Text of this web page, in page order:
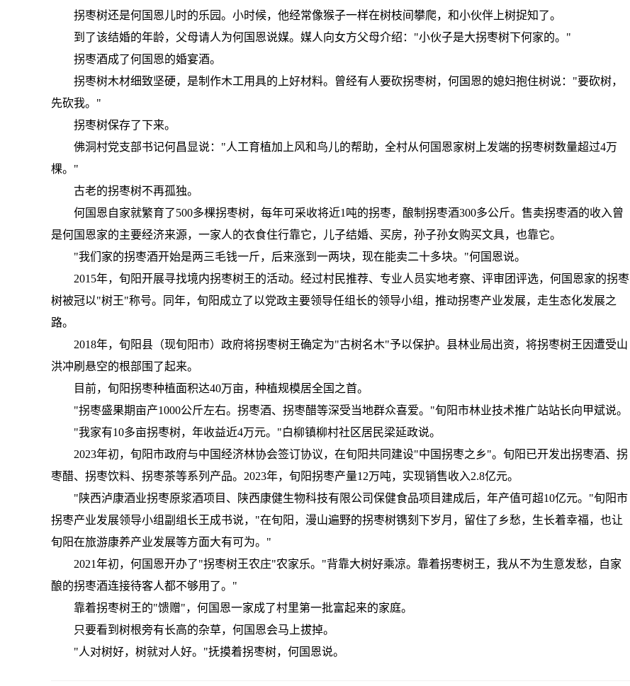
拐枣树还是何国恩儿时的乐园。小时候，他经常像猴子一样在树枝间攀爬，和小伙伴上树捉知了。
到了该结婚的年龄，父母请人为何国恩说媒。媒人向女方父母介绍："小伙子是大拐枣树下何家的。"
拐枣酒成了何国恩的婚宴酒。
拐枣树木材细致坚硬，是制作木工用具的上好材料。曾经有人要砍拐枣树，何国恩的媳妇抱住树说："要砍树，
先砍我。"
拐枣树保存了下来。
佛洞村党支部书记何昌显说："人工育植加上风和鸟儿的帮助，全村从何国恩家树上发端的拐枣树数量超过4万
棵。"
古老的拐枣树不再孤独。
何国恩自家就繁育了500多棵拐枣树，每年可采收将近1吨的拐枣，酿制拐枣酒300多公斤。售卖拐枣酒的收入曾
是何国恩家的主要经济来源，一家人的衣食住行靠它，儿子结婚、买房，孙子孙女购买文具，也靠它。
"我们家的拐枣酒开始是两三毛钱一斤，后来涨到一两块，现在能卖二十多块。"何国恩说。
2015年，旬阳开展寻找境内拐枣树王的活动。经过村民推荐、专业人员实地考察、评审团评选，何国恩家的拐枣
树被冠以"树王"称号。同年，旬阳成立了以党政主要领导任组长的领导小组，推动拐枣产业发展，走生态化发展之
路。
2018年，旬阳县（现旬阳市）政府将拐枣树王确定为"古树名木"予以保护。县林业局出资，将拐枣树王因遭受山
洪冲刷悬空的根部围了起来。
目前，旬阳拐枣种植面积达40万亩，种植规模居全国之首。
"拐枣盛果期亩产1000公斤左右。拐枣酒、拐枣醋等深受当地群众喜爱。"旬阳市林业技术推广站站长向甲斌说。
"我家有10多亩拐枣树，年收益近4万元。"白柳镇柳村社区居民梁延政说。
2023年初，旬阳市政府与中国经济林协会签订协议，在旬阳共同建设"中国拐枣之乡"。旬阳已开发出拐枣酒、拐
枣醋、拐枣饮料、拐枣茶等系列产品。2023年，旬阳拐枣产量12万吨，实现销售收入2.8亿元。
"陕西泸康酒业拐枣原浆酒项目、陕西康健生物科技有限公司保健食品项目建成后，年产值可超10亿元。"旬阳市
拐枣产业发展领导小组副组长王成书说，"在旬阳，漫山遍野的拐枣树镌刻下岁月，留住了乡愁，生长着幸福，也让
旬阳在旅游康养产业发展等方面大有可为。"
2021年初，何国恩开办了"拐枣树王农庄"农家乐。"背靠大树好乘凉。靠着拐枣树王，我从不为生意发愁，自家
酿的拐枣酒连接待客人都不够用了。"
靠着拐枣树王的"馈赠"，何国恩一家成了村里第一批富起来的家庭。
只要看到树根旁有长高的杂草，何国恩会马上拔掉。
"人对树好，树就对人好。"抚摸着拐枣树，何国恩说。